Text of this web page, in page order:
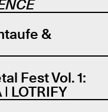
&
Fest Vol. 1:
| LOTRIFY